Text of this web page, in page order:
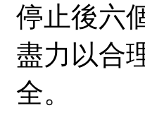
停止後六
盡力以合
全。